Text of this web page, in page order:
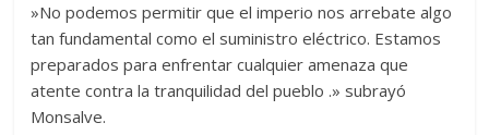
‎‎‎»No podemos permitir que el imperio nos arrebate algo
tan fundamental como el suministro eléctrico. Estamos
preparados para enfrentar cualquier amenaza que
atente contra la tranquilidad del pueblo .» subrayó
Monsalve.